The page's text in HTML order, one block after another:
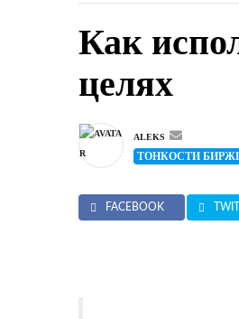
Как
целях
ALEKS
ТОНКОСТИ
FACEBOOK